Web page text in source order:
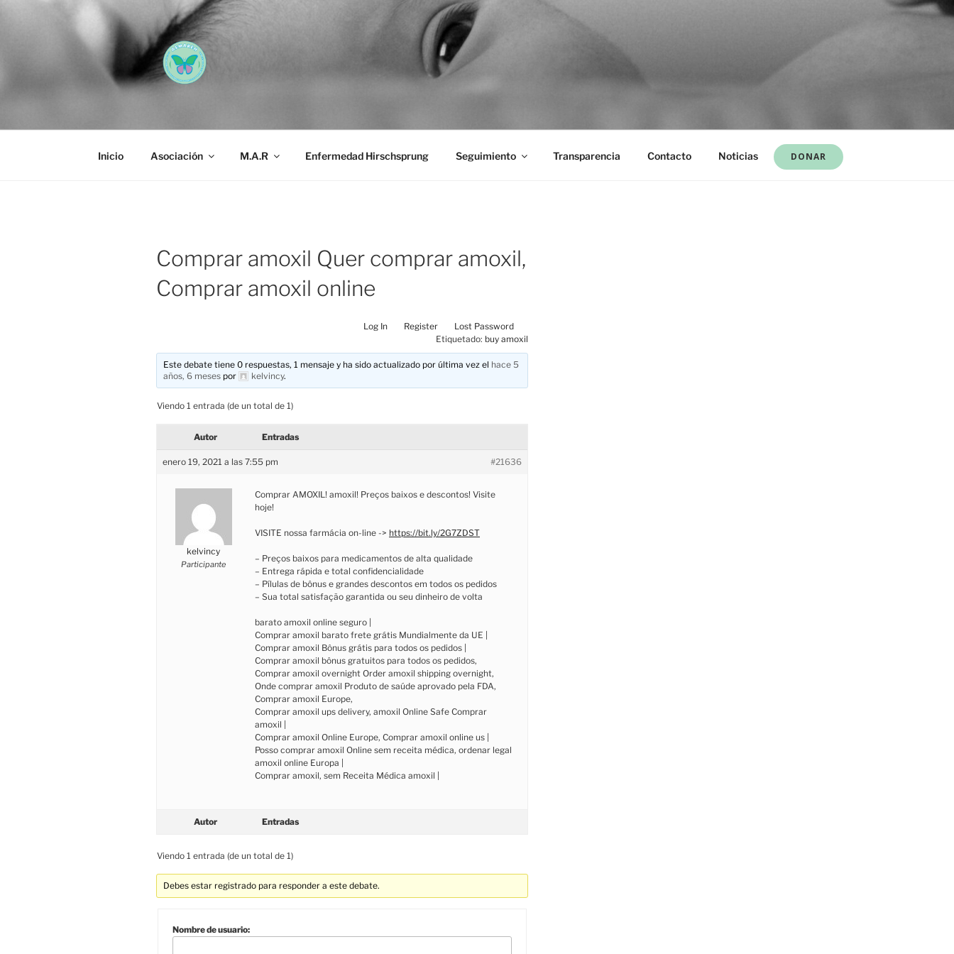
Inicio Asociación M.A.R Enfermedad Hirschsprung Seguimiento Transparencia Contacto Noticias DONAR
Comprar amoxil Quer comprar amoxil,
Comprar amoxil online
Log In Register
Lost Password
Etiquetado: buy amoxil
Este debate tiene 0 respuestas, 1 mensaje y ha sido actualizado por última vez el hace 5
años, 6 meses por kelvincy.
Viendo 1 entrada (de un total de 1)
Autor Entradas
enero 19, 2021 a las 7:55 pm #21636
kelvincy
Participante
Comprar AMOXIL! amoxil! Preços baixos e descontos! Visite
hoje!
VISITE nossa farmácia on-line -> https://bit.ly/2G7ZDST
– Preços baixos para medicamentos de alta qualidade
– Entrega rápida e total confidencialidade
– Pílulas de bônus e grandes descontos em todos os pedidos
– Sua total satisfação garantida ou seu dinheiro de volta
barato amoxil online seguro |
Comprar amoxil barato frete grátis Mundialmente da UE |
Comprar amoxil Bônus grátis para todos os pedidos |
Comprar amoxil bônus gratuitos para todos os pedidos,
Comprar amoxil overnight Order amoxil shipping overnight,
Onde comprar amoxil Produto de saúde aprovado pela FDA,
Comprar amoxil Europe,
Comprar amoxil ups delivery, amoxil Online Safe Comprar
amoxil |
Comprar amoxil Online Europe, Comprar amoxil online us |
Posso comprar amoxil Online sem receita médica, ordenar legal
amoxil online Europa |
Comprar amoxil, sem Receita Médica amoxil |
Autor Entradas
Viendo 1 entrada (de un total de 1)
Debes estar registrado para responder a este debate.
Nombre de usuario: